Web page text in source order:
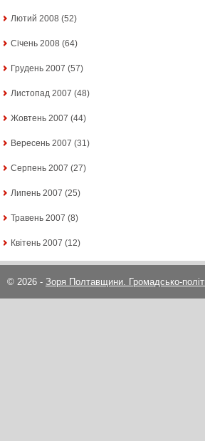
Лютий 2008 (52)
Січень 2008 (64)
Грудень 2007 (57)
Листопад 2007 (48)
Жовтень 2007 (44)
Вересень 2007 (31)
Серпень 2007 (27)
Липень 2007 (25)
Травень 2007 (8)
Квітень 2007 (12)
© 2026 - Зоря Полтавщини. Громадсько-